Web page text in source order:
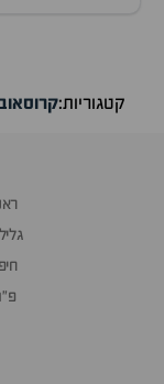
קטגוריות: